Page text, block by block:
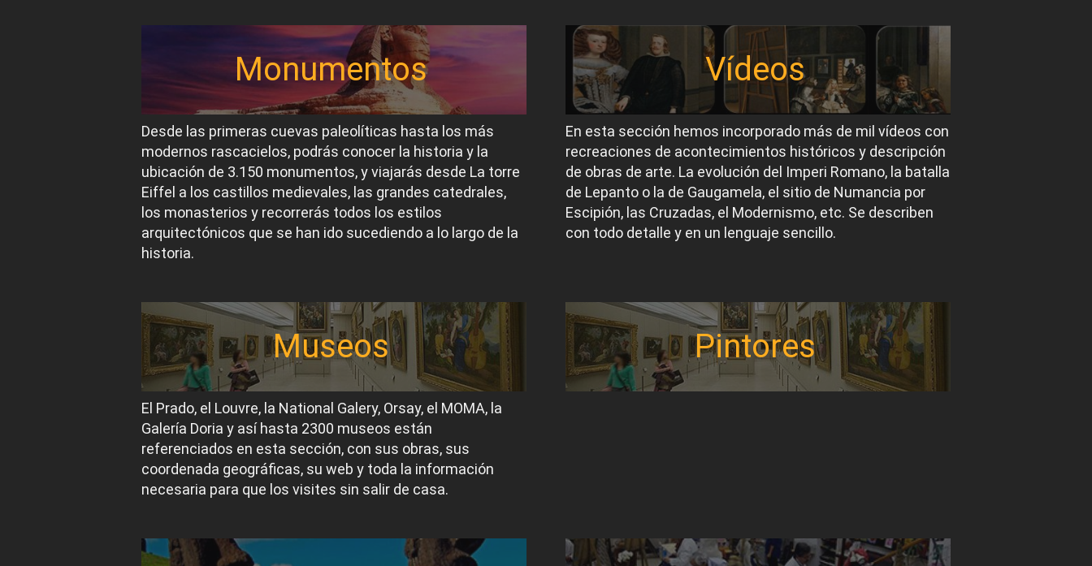
Monumentos
Desde las primeras cuevas paleolíticas hasta los más
modernos rascacielos, podrás conocer la historia y la
ubicación de 3.150 monumentos, y viajarás desde La torre
Eiffel a los castillos medievales, las grandes catedrales,
los monasterios y recorrerás todos los estilos
arquitectónicos que se han ido sucediendo a lo largo de la
historia.
Vídeos
En esta sección hemos incorporado más de mil vídeos con
recreaciones de acontecimientos históricos y descripción
de obras de arte. La evolución del Imperi Romano, la batalla
de Lepanto o la de Gaugamela, el sitio de Numancia por
Escipión, las Cruzadas, el Modernismo, etc. Se describen
con todo detalle y en un lenguaje sencillo.
Museos
El Prado, el Louvre, la National Galery, Orsay, el MOMA, la
Galería Doria y así hasta 2300 museos están
referenciados en esta sección, con sus obras, sus
coordenada geográficas, su web y toda la información
necesaria para que los visites sin salir de casa.
Pintores